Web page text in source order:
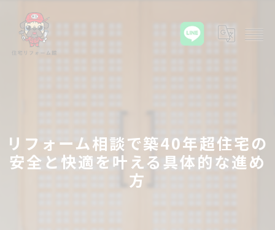
リフォーム相談で築40年超住宅の
安全と快適を叶える具体的な進め
方